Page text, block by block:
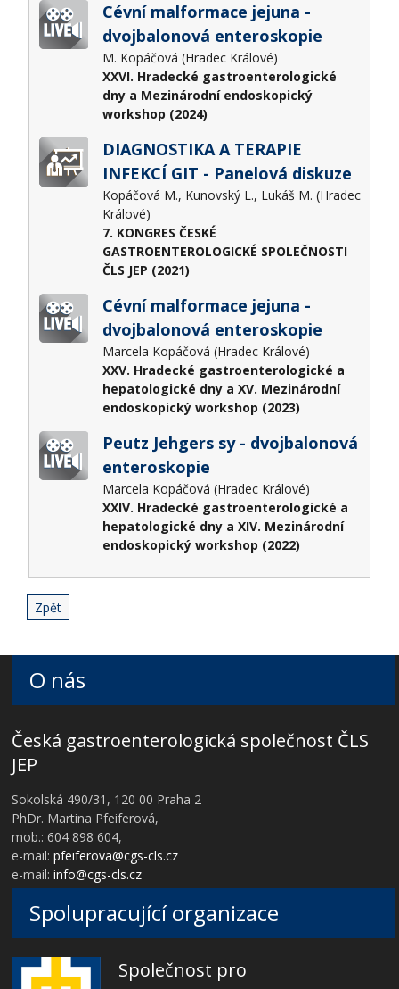
Cévní malformace jejuna -
dvojbalonová enteroskopie
M. Kopáčová (Hradec Králové)
XXVI. Hradecké gastroenterologické
dny a Mezinárodní endoskopický
workshop (2024)
DIAGNOSTIKA A TERAPIE
INFEKCÍ GIT - Panelová diskuze
Kopáčová M., Kunovský L., Lukáš M. (Hradec
Králové)
7. KONGRES ČESKÉ
GASTROENTEROLOGICKÉ SPOLEČNOSTI
ČLS JEP (2021)
Cévní malformace jejuna -
dvojbalonová enteroskopie
Marcela Kopáčová (Hradec Králové)
XXV. Hradecké gastroenterologické a
hepatologické dny a XV. Mezinárodní
endoskopický workshop (2023)
Peutz Jehgers sy - dvojbalonová
enteroskopie
Marcela Kopáčová (Hradec Králové)
XXIV. Hradecké gastroenterologické a
hepatologické dny a XIV. Mezinárodní
endoskopický workshop (2022)
Zpět
O nás
Česká gastroenterologická společnost ČLS
JEP
Sokolská 490/31, 120 00 Praha 2
PhDr. Martina Pfeiferová,
mob.: 604 898 604,
e-mail:pfeiferova@cgs-cls.cz
e-mail:info@cgs-cls.cz
Spolupracující organizace
Společnost pro